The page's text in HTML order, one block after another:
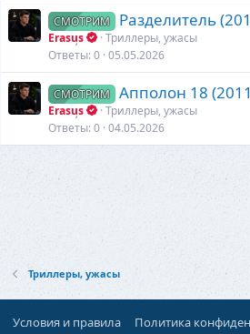
СМОТРИМ Разделитель
Erasus
Триллеры, ужасы
Ответы 0 05.05.2026
СМОТРИМ Апполон 18
Erasus
Триллеры, ужасы
Ответы 0 04.05.2026
Триллеры, ужасы
Условия и правила
Политика